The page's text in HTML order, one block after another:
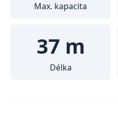
Max. kapacita
37 m
Délka